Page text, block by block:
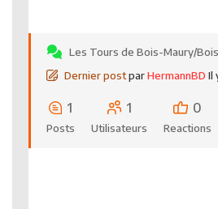
Les Tours de Bois-Maury/
Dernier postparHermannBD Il
1
Posts
1
Utilisateurs
0
Reactions